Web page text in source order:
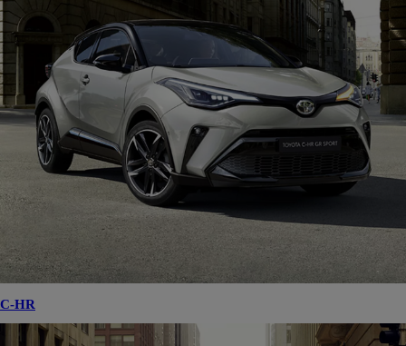
C-HR